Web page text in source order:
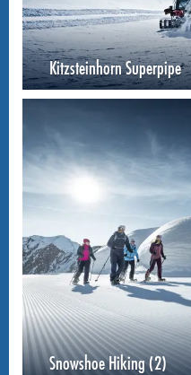
Kitzsteinhorn Superpipe
Snowshoe Hiking (2)